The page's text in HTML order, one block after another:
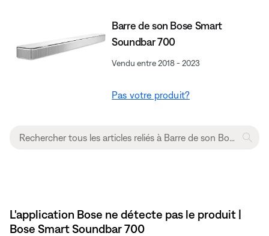
Barre de son Bose Smart
Soundbar 700
Vendu entre 2018 - 2023
Pas votre produit?
L'application Bose ne détecte pas le produit |
Bose Smart Soundbar 700